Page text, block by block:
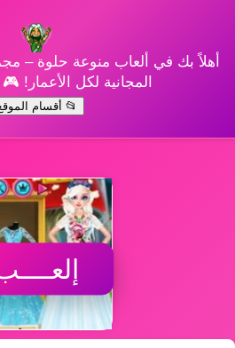
أهلاً بك في ألعاب منوعة حلوة –
المجانية لكل الأعمار!
📂 أقسام